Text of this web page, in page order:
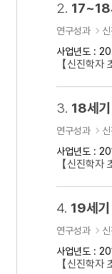
약용 “정조” 또는 “
료를 검색
2. 17~18
연구성과
사업년도 :
【신진학
3. 18세기
연구성과
사업년도 :
【신진학
4. 19세기
연구성과
사업년도 :
【신진학